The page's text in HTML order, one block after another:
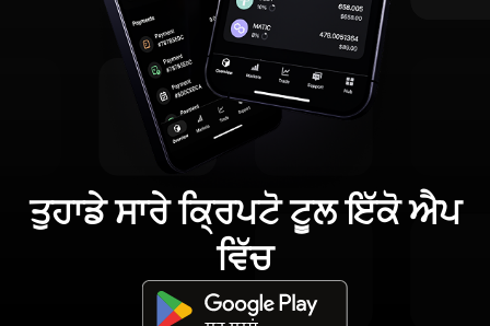
ਤੁਹਾਡੇ ਸਾਰੇ ਕ੍ਰਿਪਟੋ ਟੂਲ ਇੱਕੋ ਐਪ
ਵਿੱਚ